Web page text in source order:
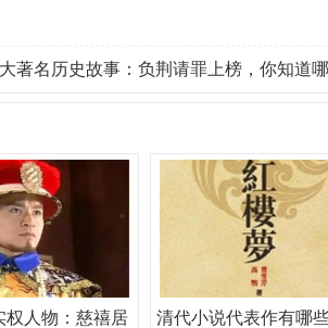
著名历史故事：负荆请罪上榜，你知道
权人物：慈禧居
清代小说代表作有哪